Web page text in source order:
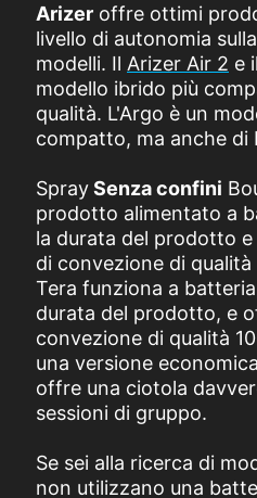
Arizer offre ottimi
livello di autonomia
modelli. Il Arizer Air 2 e il
modello ibrido più
qualità. L'Argo è un
compatto, ma anche di
SpraySenza confini
prodotto alimentato a
la durata del prodotto
di convezione di qualità
Tera funziona a
durata del prodotto, e
convezione di qualità
una versione
offre una ciotola
sessioni di gruppo.
Se sei alla ricerca di
non utilizzano una